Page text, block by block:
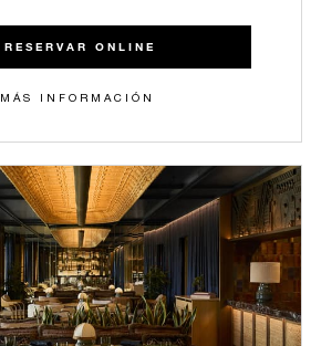
RESERVAR ONLINE
​​MÁS INFORMACIÓN